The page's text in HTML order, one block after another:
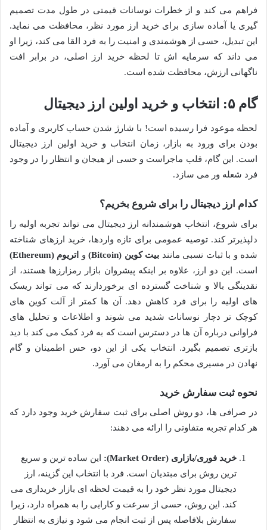
فراهم می کند و از خطرات نوسانات قیمتی در طول مدت تصمیم
گیری یا آماده سازی برای خرید ارز مورد نظر، محافظت می نماید.
این تبدیل، حسی از هوشمندی و امنیت را به فرد القا می کند، زیرا او
می داند که سرمایه اش تا لحظه خرید ارز اصلی، در برابر افت
ناگهانی ارزش، محافظت شده است.
گام ۵: انتخاب و خرید اولین ارز دیجیتال
لحظه موعود فرا رسیده است! با شارژ شدن حساب کاربری و آماده
بودن برای ورود به بازار، زمان انتخاب و خرید اولین ارز دیجیتال
است. این گام، قلب ماجراست و حسی از هیجان و انتظار را در وجود
فرد شعله ور می سازد.
کدام ارز دیجیتال را برای شروع بخریم؟
برای شروع، انتخاب هوشمندانه ارز دیجیتال می تواند تجربه اولیه را
دلپذیرتر کند. توصیه عمومی برای تازه واردها، خرید ارزهای شناخته
شده و با ثبات نسبی مانند بیت کوین (Bitcoin) و اتریوم (Ethereum)
است. این دو ارز، علاوه بر اینکه پیشروان بازار رمزارزها هستند، از
نقدینگی بالا و شناخت گسترده ای برخوردارند که می تواند ریسک
های اولیه را برای فرد کاهش دهد. آن ها کمتر از آلت کوین های
کوچک تر دچار نوسانات شدید می شوند و اطلاعات و تحلیل های
فراوانی درباره آن ها در دسترس است که به فرد کمک می کند با دید
بازتری تصمیم بگیرد. انتخاب یکی از این دو، حس اطمینان و گام
نهادن در مسیری محکم را به ارمغان می آورد.
نحوه ثبت سفارش خرید
در صرافی ها، دو روش اصلی برای ثبت سفارش خرید وجود دارد که
هر کدام تجربه متفاوتی را ارائه می دهند:
خرید فوری/بازاری (Market Order):
این ساده ترین و سریع
ترین روش برای مبتدیان است. فرد با انتخاب این گزینه، ارز
دیجیتال مورد نظر خود را به قیمت لحظه ای بازار خریداری می
کند. این روش، حسی از سرعت و کارایی را به همراه دارد، زیرا
سفارش بلافاصله پس از ثبت انجام می شود و نیازی به انتظار